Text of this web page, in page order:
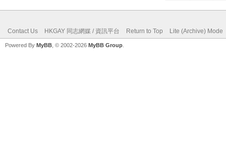
Contact Us HKGAY 同志網媒 / 資訊平台 Return to Top Lite (Archive) Mode
Powered By MyBB , © 2002-2026 MyBB Group